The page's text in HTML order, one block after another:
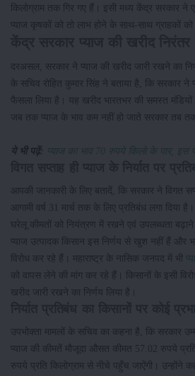
किलोग्राम तक गिर गए हैं। इसी मध्य केंद्र सरकार ने
प्याज कृषकों को तो लाभ होने के साथ-साथ ग्राहकों को
दरअसल, सरकार ने प्याज की खरीद जारी रखने का
के सचिव रोहित कुमार सिंह ने बताया है, कि सरकार ने
फैसला लिया है। यह खरीद भारतभर की समस्त मंडियों
जब तक प्याज के भाव कम नहीं हो जाते सरकार तब
ये भी पढ़ें: प्याज का भाव 70 रुपये किलो के पार, इस
आपकी जानकारी के लिए बतादें, कि सरकार ने विगत
आगामी वर्ष 31 मार्च तक के लिए प्रतिबंध लगा दिया
घरेलू कीमतों को नियंत्रण में रखने एवं उपलब्धता बढ़ाने
प्याज उत्पादक किसान इस निर्णय से खुश नहीं हैं और
विरोध कर रहे हैं। महाराष्ट्र के नासिक जनपद में भी
को वापस लेने की मांग कर रहे हैं। किसानों के इसी
खरीद जारी रखने का निर्णय लिया है।
उपभोक्ता मामलों के सचिव का कहना है, कि सरकार
प्याज की कीमतें मौजूदा औसत कीमत 57.02 रुपये
रुपये प्रति किलोग्राम से नीचे पहुँच जाऐंगी। उन्होंने